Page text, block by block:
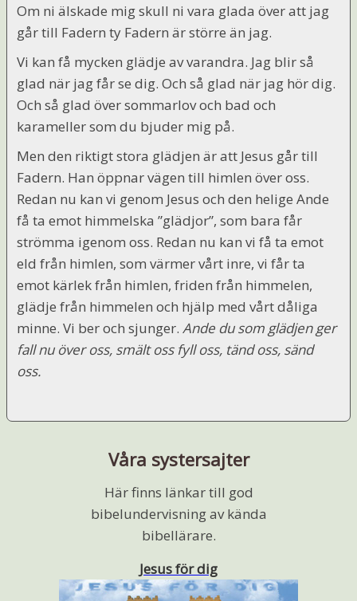
Om ni älskade mig skull ni vara glada över att jag
går till Fadern ty Fadern är större än jag.
Vi kan få mycken glädje av varandra. Jag blir så
glad när jag får se dig. Och så glad när jag hör dig.
Och så glad över sommarlov och bad och
karameller som du bjuder mig på.
Men den riktigt stora glädjen är att Jesus går till
Fadern. Han öppnar vägen till himlen över oss.
Redan nu kan vi genom Jesus och den helige Ande
få ta emot himmelska ”glädjor”, som bara får
strömma igenom oss. Redan nu kan vi få ta emot
eld från himlen, som värmer vårt inre, vi får ta
emot kärlek från himlen, friden från himmelen,
glädje från himmelen och hjälp med vårt dåliga
minne. Vi ber och sjunger. Ande du som glädjen ger
fall nu över oss, smält oss fyll oss, tänd oss, sänd
oss.
Våra systersajter
Här finns länkar till god
bibelundervisning av kända
bibellärare.
Jesus för dig